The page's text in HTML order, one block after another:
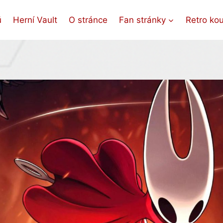
Herní Vault O stránce Fan stránky Retro